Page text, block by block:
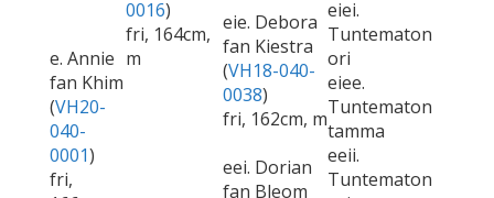
e. Annie
fan Khim
(VH20-
040-
0001)
fri,
0016)
fri, 164cm,
m
eie. Debora
fan Kiestra
(VH18-040-
0038)
fri, 162cm, m
eiei.
Tuntematon
ori
eiee.
Tuntematon
tamma
eei. Dorian
fan Bleom
eeii.
Tuntematon